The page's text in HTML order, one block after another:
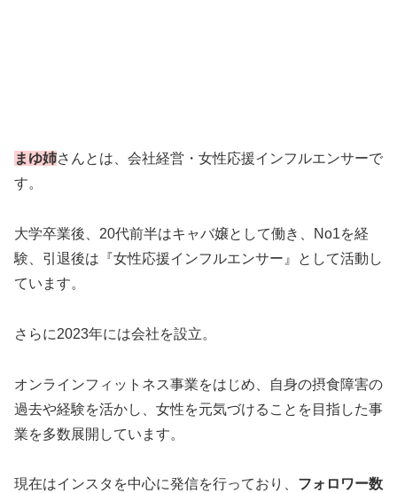
まゆ姉さんとは、会社経営・女性応援インフルエンサーで
す。
大学卒業後、20代前半はキャバ嬢として働き、No1を経
験、引退後は『女性応援インフルエンサー』として活動し
ています。
さらに2023年には会社を設立。
オンラインフィットネス事業をはじめ、自身の摂食障害の
過去や経験を活かし、女性を元気づけることを目指した事
業を多数展開しています。
現在はインスタを中心に発信を行っており、 フォロワー数